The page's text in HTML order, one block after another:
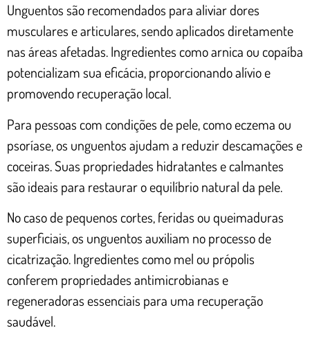
Unguentos são recomendados para aliviar dores
musculares e articulares, sendo aplicados diretamente
nas áreas afetadas. Ingredientes como arnica ou copaíba
potencializam sua eficácia, proporcionando alívio e
promovendo recuperação local.
Para pessoas com condições de pele, como eczema ou
psoríase, os unguentos ajudam a reduzir descamações e
coceiras. Suas propriedades hidratantes e calmantes
são ideais para restaurar o equilíbrio natural da pele.
No caso de pequenos cortes, feridas ou queimaduras
superficiais, os unguentos auxiliam no processo de
cicatrização. Ingredientes como mel ou própolis
conferem propriedades antimicrobianas e
regeneradoras essenciais para uma recuperação
saudável.